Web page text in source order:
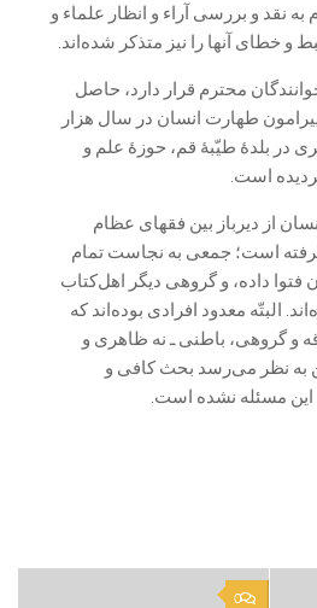
نقد و بررسی آراء و انظار علماء و
و خطای آنها را نیز متذکر شده‌اند.
محترم قرار دارد، حاصل
طهارت انسان در سال هزار
در بلدۀ طیّبۀ قم، حوزۀ علم و
است.
از دیرباز بین فقهای عظام
است؛ جمعی به نجاست تمام
فتوا داده، و گروهی دیگر اهل‌کتاب
البتّه معدود افرادی بوده‌اند که
و گروهی، باطنی ـ نه ظاهری و
به نظر می‌رسد بحث کافی و
مسئله نشده است.
0